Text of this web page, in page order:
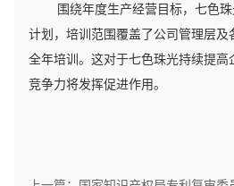
围绕年度生产经营目标，七色
计划，培训范围覆盖了公司管理层及
全年培训。这对于七色珠光持续提
竞争力将发挥促进作用。